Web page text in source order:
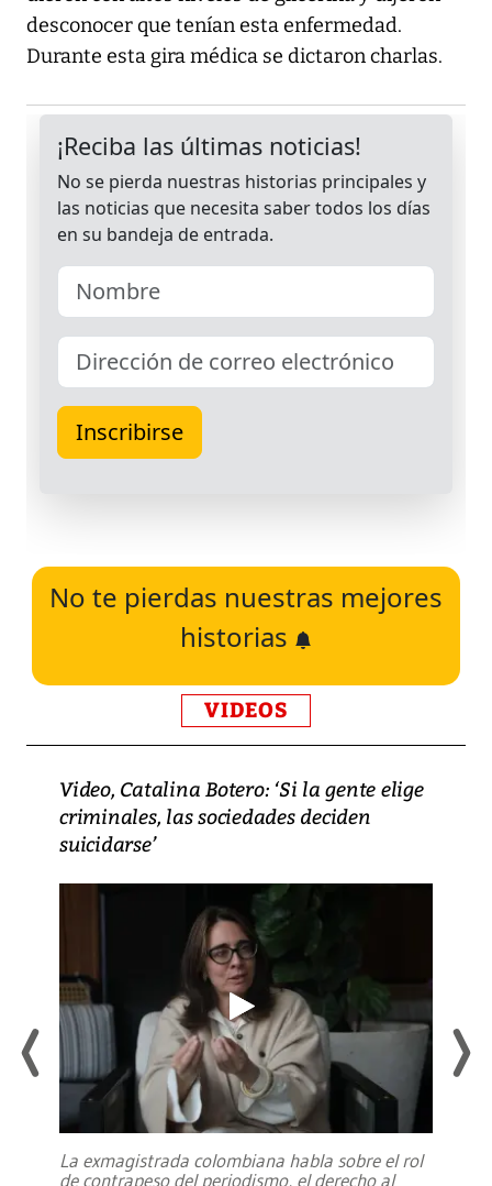
desconocer que tenían esta enfermedad.
Durante esta gira médica se dictaron charlas.
No te pierdas nuestras mejores
historias
VIDEOS
Video, Catalina Botero: ‘Si la gente elige
criminales, las sociedades deciden
suicidarse’
La exmagistrada colombiana habla sobre el rol
de contrapeso del periodismo, el derecho al